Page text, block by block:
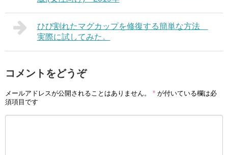
ひび割れたマグカップを修復する簡単な方法
実際に試してみた。
コメントをどうぞ
メールアドレスが公開されることはありません。 * が付いている欄は必
須項目です